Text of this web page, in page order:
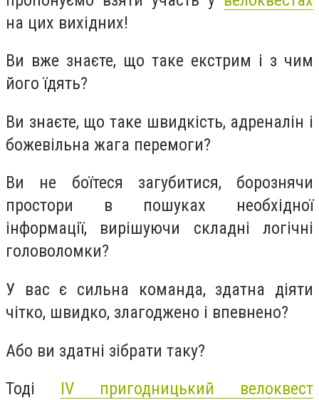
на цих вихідних!
Ви вже знаєте, що таке екстрим і з чим
його їдять?
Ви знаєте, що таке швидкість, адреналін і
божевільна жага перемоги?
Ви не боїтеся загубитися, борознячи
простори в пошуках необхідної
інформації, вирішуючи складні логічні
головоломки?
У вас є сильна команда, здатна діяти
чітко, швидко, злагоджено і впевнено?
Або ви здатні зібрати таку?
Тоді IV пригодницький велоквест